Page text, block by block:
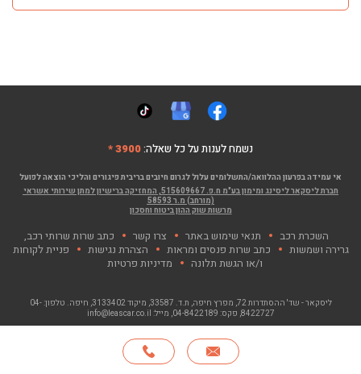
צרו קשר
נשמח לענות על כל שאלה:3900 *
אי עמידה בפרעון ההלוואה/התשלומים עלול לגרום חיובים בריבית פיגורים והליכי הוצאה לפועל
חברת ליסקאר ליסינג ומימון בע"מ ח.פ. 515609667, המחזיקה ברישיון למתן שירותי אשראי
(מורחב) מ.ר 58593
מרשות שוק ההון ביטוח וחסכון
השכרת רכב תנאי שימוש באתר צרו קשר
כתב שרות שרותי רכב,
גרירה ושמשות
כתב שרות פנסים ומראות הצהרת נגישות
פניית לקוחות
ו/או הגשת תלונה
מדיניות פרטיות
ליסקאר - שד' ההסתדרות 72, מפרץ חיפה , ת.ד. 33587, מיקוד 3133402, חיפה. טלפון:
04-
8422727, פקס: 04-8422189, מייל: info@leascar.co.il
© כל הזכויות שמורות לליסקאר בע"מ 2026
האתר פותח ע"י NGSOFT, קישור יפתח בחלון חדש"